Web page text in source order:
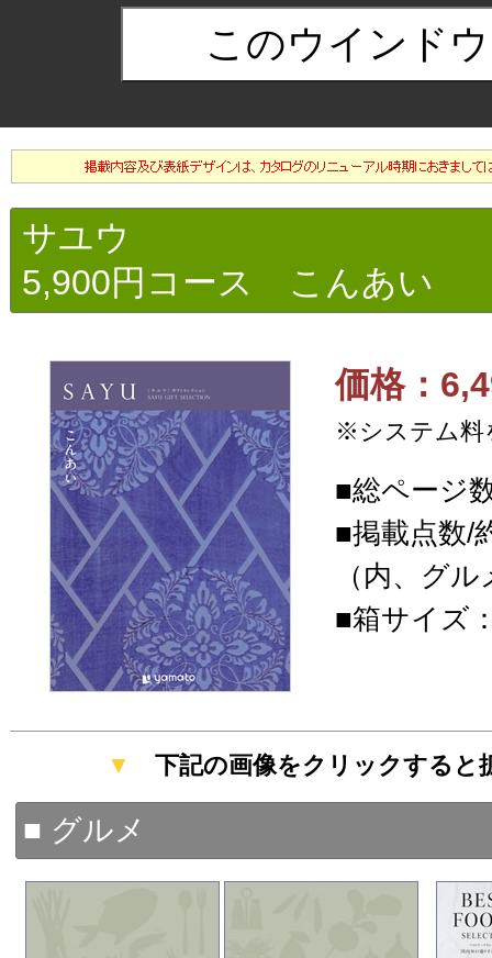
サユウ
5,900円コース こんあい
価格：
※システム料
■総ページ
■掲載点数/
（内、グ
■箱サイズ
▼ 下記の画像をクリックする
■ グルメ